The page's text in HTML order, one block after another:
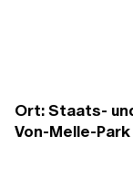
Ort: Staats-
Von-Melle-Park